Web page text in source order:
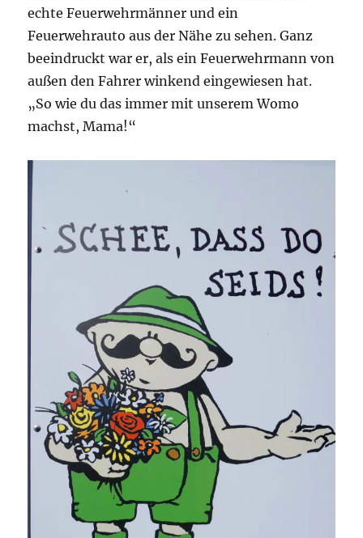
echte Feuerwehrmänner und ein
Feuerwehrauto aus der Nähe zu sehen. Ganz
beeindruckt war er, als ein Feuerwehrmann von
außen den Fahrer winkend eingewiesen hat.
„So wie du das immer mit unserem Womo
machst, Mama!“